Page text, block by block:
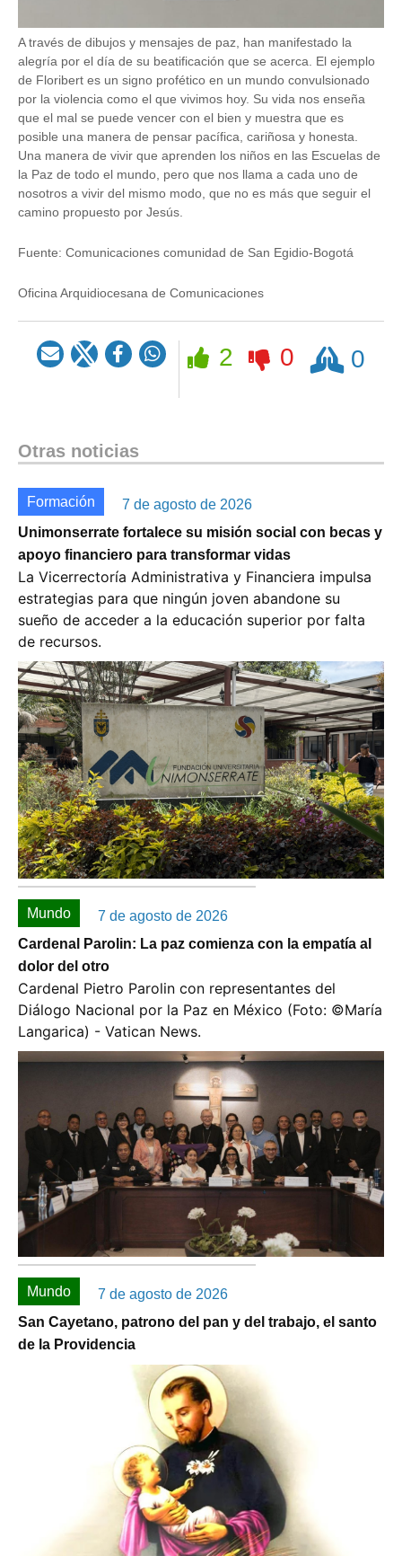
A través de dibujos y mensajes de paz, han manifestado la
alegría por el día de su beatificación que se acerca. El ejemplo
de Floribert es un signo profético en un mundo convulsionado
por la violencia como el que vivimos hoy. Su vida nos enseña
que el mal se puede vencer con el bien y muestra que es
posible una manera de pensar pacífica, cariñosa y honesta.
Una manera de vivir que aprenden los niños en las Escuelas de
la Paz de todo el mundo, pero que nos llama a cada uno de
nosotros a vivir del mismo modo, que no es más que seguir el
camino propuesto por Jesús.
Fuente: Comunicaciones comunidad de San Egidio-Bogotá
Oficina Arquidiocesana de Comunicaciones
2 0
Rezar 0
Otras noticias
Formación
7 de agosto de 2026
Unimonserrate fortalece su misión social con becas y
apoyo financiero para transformar vidas
La Vicerrectoría Administrativa y Financiera impulsa
estrategias para que ningún joven abandone su
sueño de acceder a la educación superior por falta
de recursos.
Mundo
7 de agosto de 2026
Cardenal Parolin: La paz comienza con la empatía al
dolor del otro
Cardenal Pietro Parolin con representantes del
Diálogo Nacional por la Paz en México (Foto: ©️María
Langarica) - Vatican News.
Mundo
7 de agosto de 2026
San Cayetano, patrono del pan y del trabajo, el santo
de la Providencia